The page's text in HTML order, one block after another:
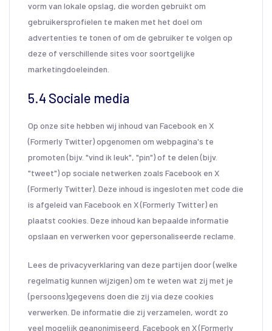
vorm van lokale opslag, die worden gebruikt om
gebruikersprofielen te maken met het doel om
advertenties te tonen of om de gebruiker te volgen op
deze of verschillende sites voor soortgelijke
marketingdoeleinden.
5.4 Sociale media
Op onze site hebben wij inhoud van Facebook en X
(Formerly Twitter) opgenomen om webpagina's te
promoten (bijv. "vind ik leuk", "pin") of te delen (bijv.
"tweet") op sociale netwerken zoals Facebook en X
(Formerly Twitter). Deze inhoud is ingesloten met code die
is afgeleid van Facebook en X (Formerly Twitter) en
plaatst cookies. Deze inhoud kan bepaalde informatie
opslaan en verwerken voor gepersonaliseerde reclame.
Lees de privacyverklaring van deze partijen door (welke
regelmatig kunnen wijzigen) om te weten wat zij met je
(persoons)gegevens doen die zij via deze cookies
verwerken. De informatie die zij verzamelen, wordt zo
veel mogelijk geanonimiseerd. Facebook en X (Formerly